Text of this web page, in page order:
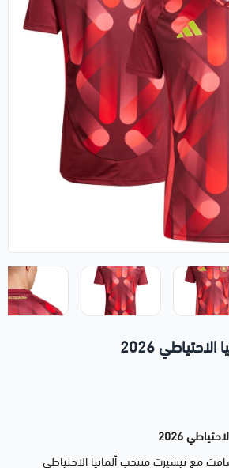
2026
2026
مع تيشيرت منتخب ألمانيا الاحتياطي